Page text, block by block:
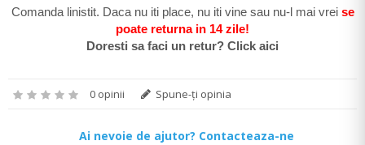
Comanda linistit. Daca nu iti place, nu iti vine sau nu-l mai vrei se
poate returna in 14 zile!
Doresti sa faci un retur? Click aici
0 opinii Spune-ţi opinia
Ai nevoie de ajutor? Contacteaza-ne